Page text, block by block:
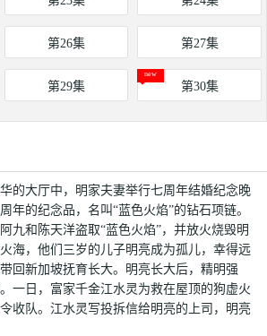
第26集 第27集
第29集 第30集
大厅中，明家夫妻举行七周年结婚纪念晚
年的纪念品，名叫“蓝色火焰”的钻石项链。
九和陈天洋盗取“蓝色火焰”，并放火烧毁明
海，他们三岁的儿子明亮成为孤儿，幸得远
回新加坡抚育长大。明亮长大后，精明强
一日，富家千金江水灵为救在屋顶的狗虚火
收队。江水灵写投拆信给明亮的上司，明亮